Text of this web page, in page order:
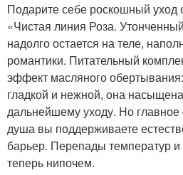
Подарите себе роскошный уход
«Чистая линия Роза.
надолго остается на теле,
романтики. Питательный
эффект масляного
гладкой и нежной, она
дальнейшему уходу. Но
душа вы поддерживаете
барьер. Перепады температур
теперь нипочем.